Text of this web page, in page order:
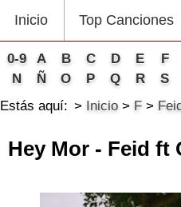
Inicio Top Canciones
0-9 A B C D E F
N
Ñ O P Q R S
Estás aquí:
Inicio F
Hey Mor - Feid ft